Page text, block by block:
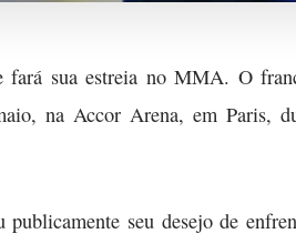
sua estreia no MMA. O
na Accor Arena, em Paris,
seu desejo de